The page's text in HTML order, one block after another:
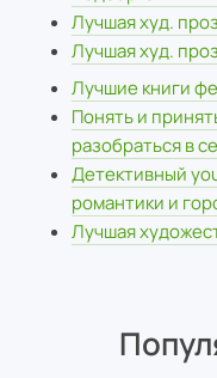
Лучшие книги
Понять и
разобраться в
Детективный
романтики и
Лучшая
Лучшая худ.
Лучшая худ.